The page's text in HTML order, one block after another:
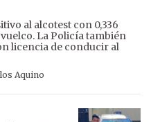
al alcotest con 0,336
La Policía también
licencia de conducir al
Aquino